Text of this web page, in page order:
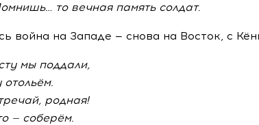
то вечная память солдат.
война на Западе — снова на Восток, с
мы поддали,
отольём.
родная!
— соберём.